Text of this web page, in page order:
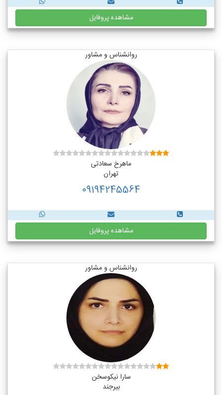
مشاهده پروفایل
روانشناس و مشاور
ماهرخ سعادتی
تهران
09194245564
مشاهده پروفایل
روانشناس و مشاور
سارا نیکوسخن
بیرجند